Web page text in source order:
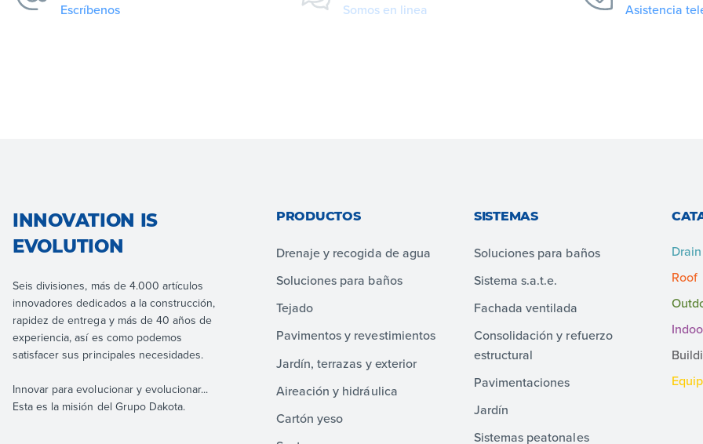
Escríbenos Somos en linea Asistencia
INNOVATION IS
EVOLUTION
Seis divisiones, más de 4.000 artículos
innovadores dedicados a la construcción,
rapidez de entrega y más de 40 años de
experiencia, así es como podemos
satisfacer sus principales necesidades.
Innovar para evolucionar y evolucionar...
Esta es la misión del Grupo Dakota.
PRODUCTOS
Drenaje y recogida de agua
Soluciones para baños
Tejado
Pavimentos y revestimientos
Jardín, terrazas y exterior
Aireación y hidráulica
Cartón yeso
SISTEMAS
Soluciones para baños
Sistema s.a.t.e.
Fachada ventilada
Consolidación y refuerzo
estructural
Pavimentaciones
Jardín
Sistemas peatonales
Drain
Roof